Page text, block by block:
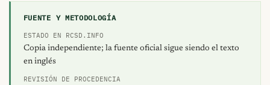
FUENTE Y METODOLOGÍA
ESTADO EN RCSD.INFO
Copia independiente; la fuente oficial sigue siendo el texto
en inglés
REVISIÓN DE PROCEDENCIA